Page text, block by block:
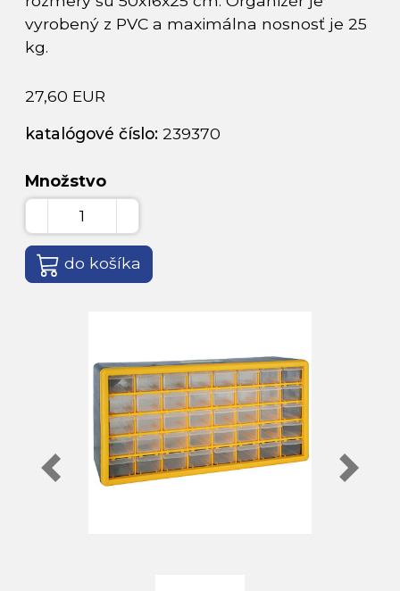
vyrobený z PVC a maximálna nosnosť je 25
kg.
27,60 EUR
katalógové číslo: 239370
Množstvo
do košíka